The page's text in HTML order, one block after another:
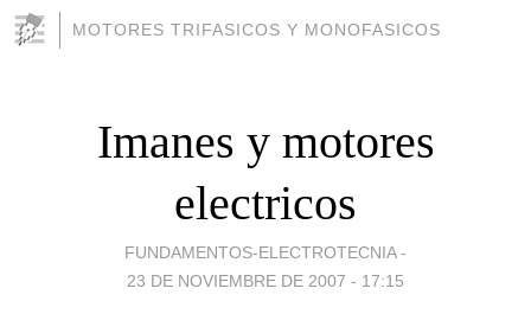
MOTORES TRIFASICOS Y MONOFASICOS
Imanes y motores
electricos
FUNDAMENTOS-ELECTROTECNIA -
23 DE NOVIEMBRE DE 2007 - 17:15